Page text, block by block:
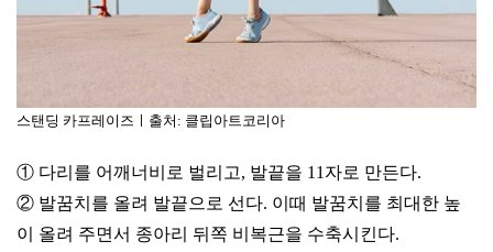
스탠딩 카프레이즈ㅣ출처: 클립아트코리아
① 다리를 어깨너비로 벌리고, 발끝을 11자로 만든다.
② 발꿈치를 올려 발끝으로 선다. 이때 발꿈치를 최대한 높
이 올려 주면서 종아리 뒤쪽 비복근을 수축시킨다.